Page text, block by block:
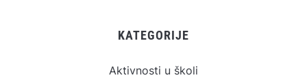
KATEGORIJE
Aktivnosti u školi